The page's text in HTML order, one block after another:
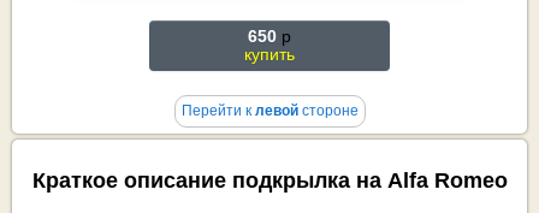
650 p
купить
Перейти к левойстороне
Краткое описание подкрылка на Alfa Romeo